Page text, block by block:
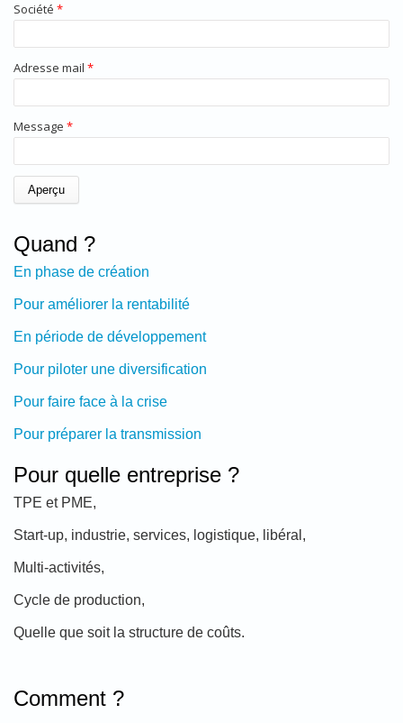
Société *
Adresse mail *
Message *
Quand ?
En phase de création
Pour améliorer la rentabilité
En période de développement
Pour piloter une diversification
Pour faire face à la crise
Pour préparer la transmission
Pour quelle entreprise ?
TPE et PME,
Start-up, industrie, services, logistique, libéral,
Multi-activités,
Cycle de production,
Quelle que soit la structure de coûts.
Comment ?